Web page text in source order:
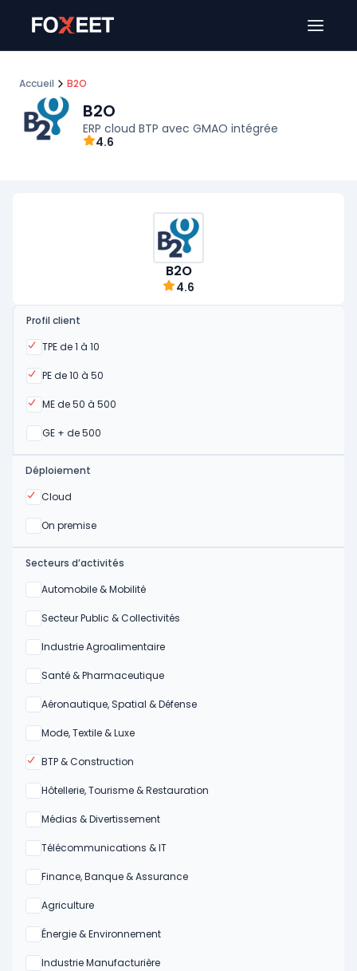
Accueil B2O
B2O
ERP cloud BTP avec GMAO intégrée
4.6
B2O
4.6
Profil client
TPE de 1 à 10
Oui
PE de 10 à 50
Oui
ME de 50 à 500
Oui
GE + de 500
Oui
Déploiement
Cloud
Oui
On premise
Oui
Secteurs d’activités
Automobile & Mobilité
Oui
Secteur Public & Collectivités
Oui
Industrie Agroalimentaire
Oui
Santé & Pharmaceutique
Oui
Aéronautique, Spatial & Défense
Oui
Mode, Textile & Luxe
Oui
BTP & Construction
Oui
Hôtellerie, Tourisme & Restauration
Oui
Médias & Divertissement
Oui
Télécommunications & IT
Oui
Finance, Banque & Assurance
Oui
Agriculture
Oui
Énergie & Environnement
Oui
Industrie Manufacturière
Oui